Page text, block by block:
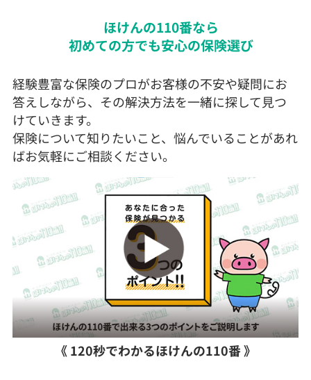
ほけんの110番なら
初めての方でも安心の保険選び
《 120秒でわかるほけんの110番 》
経験豊富な保険のプロがお客様の不安や疑問にお
答えしながら、その解決方法を一緒に探して見つ
けていきます。
保険について知りたいこと、悩んでいることがあれ
ばお気軽にご相談ください。